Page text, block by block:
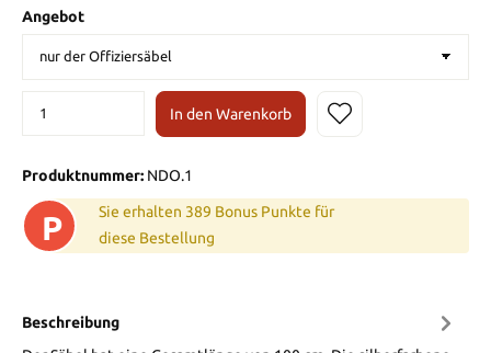
Angebot
In den Warenkorb
Produktnummer: NDO.1
P
Sie erhalten 389 Bonus Punkte für
diese Bestellung
Beschreibung